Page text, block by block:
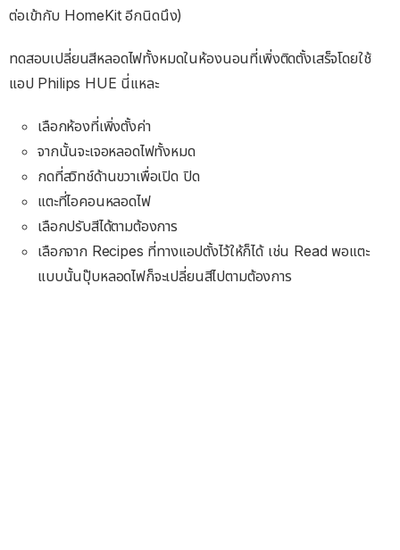
ต่อเข้ากับ HomeKit อีกนิดนึง)
ทดสอบเปลี่ยนสีหลอดไฟทั้งหมดในห้องนอนที่เพิ่งติดตั้งเสร็จโดยใช้
แอป Philips HUE นี่แหละ
เลือกห้องที่เพิ่งตั้งค่า
จากนั้นจะเจอหลอดไฟทั้งหมด
กดที่สวิทช์ด้านขวาเพื่อเปิด ปิด
แตะที่ไอคอนหลอดไฟ
เลือกปรับสีได้ตามต้องการ
เลือกจาก Recipes ที่ทางแอปตั้งไว้ให้ก็ได้ เช่น Read พอแตะ
แบบนั้นปุ๊บหลอดไฟก็จะเปลี่ยนสีไปตามต้องการ